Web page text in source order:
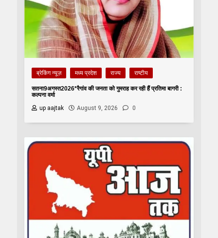
ब्रेकिंग न्यूज़ मध्य प्रदेश राज्य राष्टीय
सतना9अगस्त2026*रैगांव की जनता को गुमराह कर रही हैं प्रतिमा बागरी :
कल्पना वर्मा
up aajtak
August 9, 2026 0